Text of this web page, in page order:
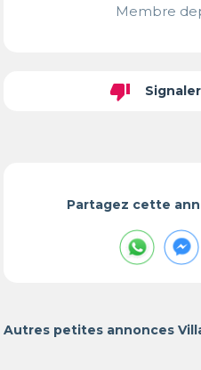
Membre
thumb_down
Partagez cette
Autres petites annonces